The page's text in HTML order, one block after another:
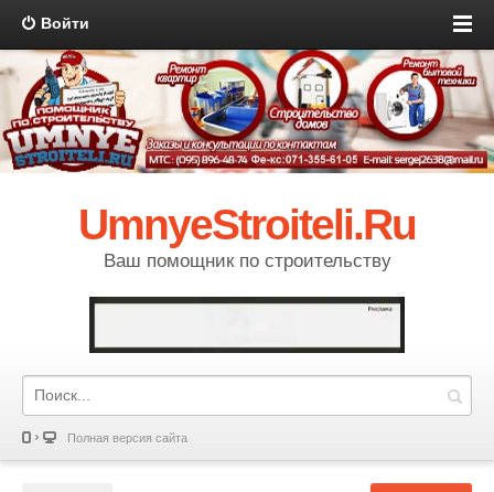
Войти
UmnyeStroiteli.Ru
Ваш помощник по строительству
Полная версия сайта